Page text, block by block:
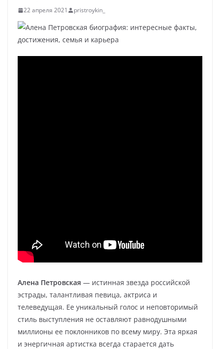
22 апреля 2021 pristroykin_
Алена Петровская — истинная звезда российской
эстрады, талантливая певица, актриса и
телеведущая. Ее уникальный голос и неповторимый
стиль выступления не оставляют равнодушными
миллионы ее поклонников по всему миру. Эта яркая
и энергичная артистка всегда старается дать